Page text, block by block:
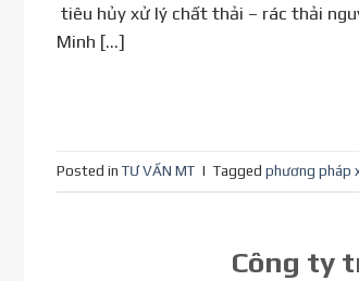
tiêu hủy xử lý chất thải – rác thải
Minh […]
Posted inTƯ VẤN MT | Tagged phương pháp
Công ty